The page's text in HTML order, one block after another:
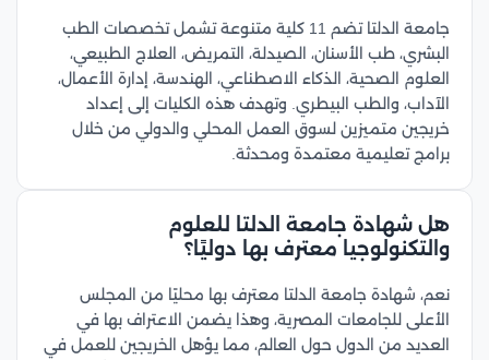
جامعة الدلتا تضم 11 كلية متنوعة تشمل تخصصات الطب
البشري، طب الأسنان، الصيدلة، التمريض، العلاج الطبيعي،
العلوم الصحية، الذكاء الاصطناعي، الهندسة، إدارة الأعمال،
الآداب، والطب البيطري. وتهدف هذه الكليات إلى إعداد
خريجين متميزين لسوق العمل المحلي والدولي من خلال
برامج تعليمية معتمدة ومحدثة.
هل شهادة جامعة الدلتا للعلوم
والتكنولوجيا معترف بها دوليًا؟
نعم، شهادة جامعة الدلتا معترف بها محليًا من المجلس
الأعلى للجامعات المصرية، وهذا يضمن الاعتراف بها في
العديد من الدول حول العالم، مما يؤهل الخريجين للعمل في